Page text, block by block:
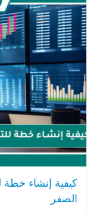
كيفية إنشاء
الصفر